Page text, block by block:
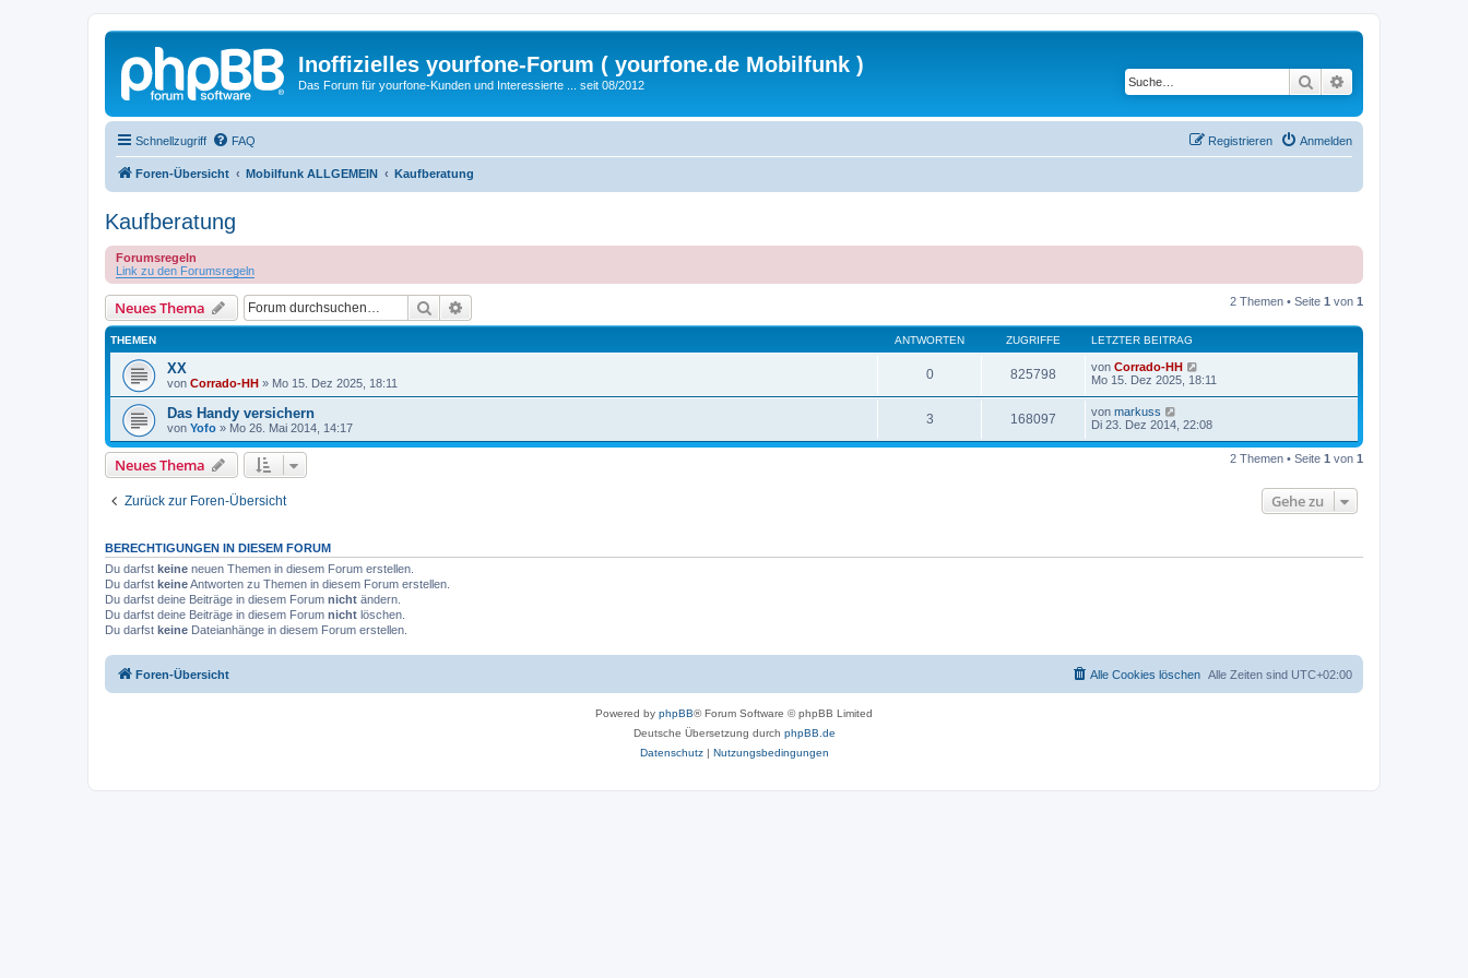
Inoffizielles yourfone-Forum ( yourfone.de Mobilfunk )
Das Forum für yourfone-Kunden und Interessierte ... seit 08/2012 Suche
Schnellzugriff FAQ Anmelden
Registrieren
Foren-Übersicht Mobilfunk ALLGEMEIN Kaufberatung
Kaufberatung
Forumsregeln
Link zu den Forumsregeln
Neues Thema Suche 2 Themen • Seite 1 von 1
THEMEN ANTWORTEN ZUGRIFFE LETZTER BEITRAG
XX
von Corrado-HH » Mo 15. Dez 2025, 18:11
0 825798 von Corrado-HH
Mo 15. Dez 2025, 18:11
Das Handy versichern
von Yofo » Mo 26. Mai 2014, 14:17
3 168097 von markuss
Di 23. Dez 2014, 22:08
Neues Thema 2 Themen • Seite 1 von 1
Zurück zur Foren-Übersicht Gehe zu
BERECHTIGUNGEN IN DIESEM FORUM
Du darfst keine neuen Themen in diesem Forum erstellen.
Du darfst keineAntworten zu Themen in diesem Forum erstellen.
Du darfst deine Beiträge in diesem Forum nicht ändern.
Du darfst deine Beiträge in diesem Forum nicht löschen.
Du darfst keine Dateianhänge in diesem Forum erstellen.
Foren-Übersicht Alle Zeiten sind UTC+02:00
Alle Cookies löschen
Powered by phpBB® Forum Software © phpBB Limited
Deutsche Übersetzung durch phpBB.de
Datenschutz| Nutzungsbedingungen